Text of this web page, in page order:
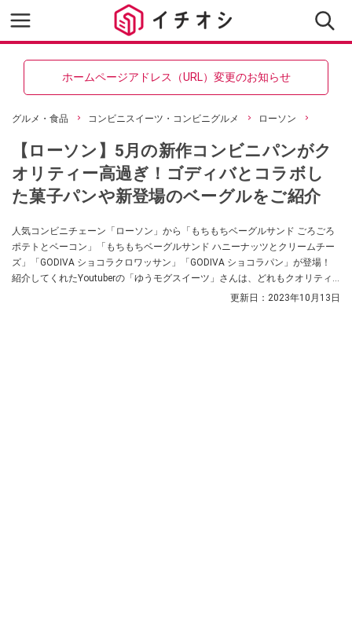
ホームページアドレス（URL）変更のお知らせ
グルメ・食品 コンビニスイーツ・コンビニグルメ ローソン
【ローソン】5月の新作コンビニパンがク
オリティー高過ぎ！ゴディバとコラボし
た菓子パンや新登場のベーグルをご紹介
人気コンビニチェーン「ローソン」から「もちもちベーグルサンド ごろごろ
ポテトとベーコン」「もちもちベーグルサンド ハニーナッツとクリームチー
ズ」「GODIVA ショコラクロワッサン」「GODIVA ショコラパン」が登場！
紹介してくれたYoutuberの「ゆうモグスイーツ」さんは、どれもクオリティ
ー高すぎてコンビニの域を超えていると大絶賛の新作パンだったそうです。
更新日： 2023年10月13日